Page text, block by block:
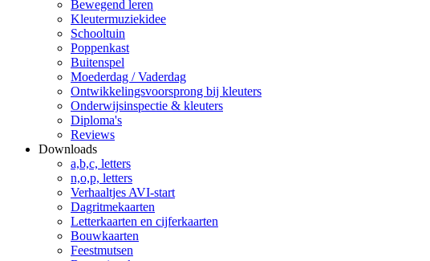
Bewegend leren
Kleutermuziekidee
Schooltuin
Poppenkast
Buitenspel
Moederdag / Vaderdag
Ontwikkelingsvoorsprong bij kleuters
Onderwijsinspectie & kleuters
Diploma's
Reviews
Downloads
a,b,c, letters
n,o,p, letters
Verhaaltjes AVI-start
Dagritmekaarten
Letterkaarten en cijferkaarten
Bouwkaarten
Feestmutsen